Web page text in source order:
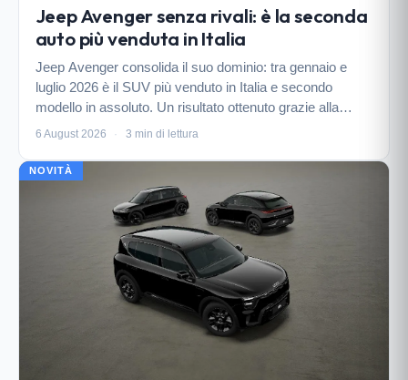
Jeep Avenger senza rivali: è la seconda
auto più venduta in Italia
Jeep Avenger consolida il suo dominio: tra gennaio e
luglio 2026 è il SUV più venduto in Italia e secondo
modello in assoluto. Un risultato ottenuto grazie alla
gamma multi-alimentazione e a un design che unisce
6 August 2026 · 3 min di lettura
NOVITÀ